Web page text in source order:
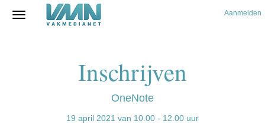
Aanmelden
Inschrijven
OneNote
19 april 2021 van 10.00 - 12.00 uur